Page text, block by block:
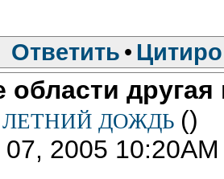
Ответить •
области
ЛЕТНИЙ ДОЖДЬ ()
2005 10:20AM